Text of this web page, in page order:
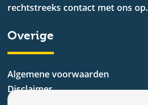
rechtstreeks contact met ons op.
Overige
Algemene voorwaarden
Disclaimer